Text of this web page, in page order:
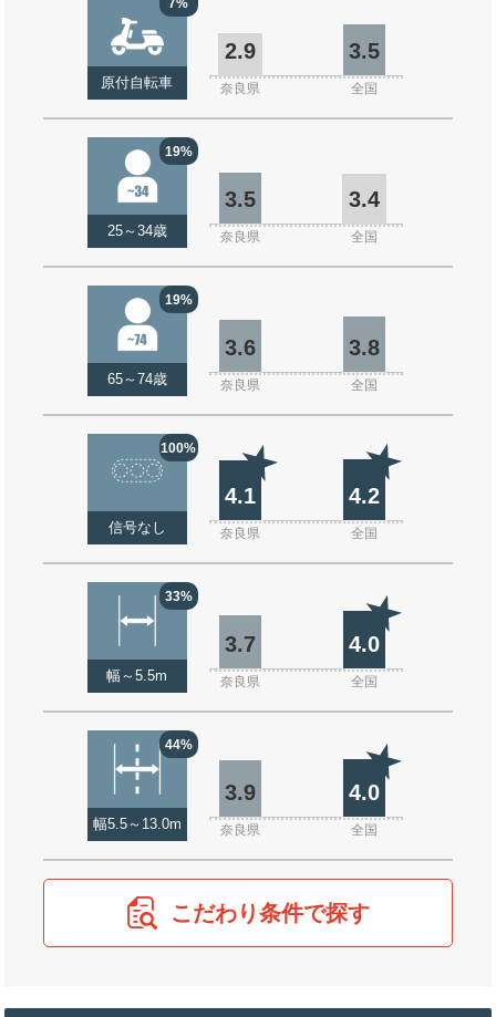
原付自転車
2.9 3.5
奈良県 全国
19%
25～34歳
3.5 3.4
奈良県 全国
19%
65～74歳
3.6 3.8
奈良県 全国
100%
信号なし
4.1 4.2
奈良県 全国
33%
幅～5.5m
3.7 4.0
奈良県 全国
44%
幅5.5～13.0m
3.9 4.0
奈良県 全国
こだわり条件で探す